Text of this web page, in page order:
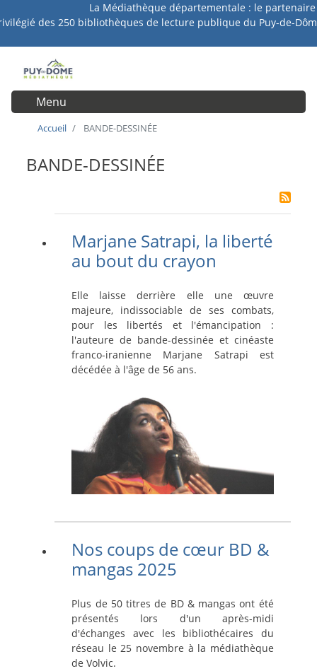
Aller
au
La Médiathèque départementale : le partenaire
des 250 bibliothèques de lecture publique du Puy-de-
User account menu
Menu
Accueil BANDE-DESSINÉE
BANDE-DESSINÉE
Marjane Satrapi, la liberté
au bout du crayon
Elle laisse derrière elle une œuvre
majeure, indissociable de ses combats,
pour les libertés et l'émancipation :
l'auteure de bande-dessinée et cinéaste
franco-iranienne Marjane Satrapi est
décédée à l'âge de 56 ans.
Nos coups de cœur BD &
mangas 2025
Plus de 50 titres de BD & mangas ont été
présentés lors d'un après-midi
d'échanges avec les bibliothécaires du
réseau le 25 novembre à la médiathèque
de Volvic.